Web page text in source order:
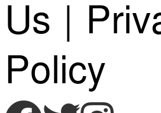
Us |
Policy